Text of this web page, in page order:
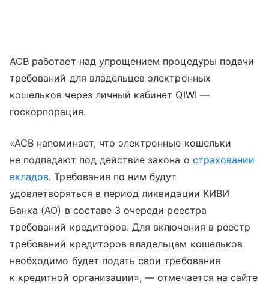
АСВ работает над упрощением процедуры подачи
требований для владельцев электронных
кошельков через личный кабинет QIWI —
госкорпорация.
«АСВ напоминает, что электронные кошельки
не подпадают под действие закона о страховании
вкладов. Требования по ним будут
удовлетворяться в период ликвидации КИВИ
Банка (АО) в составе 3 очереди реестра
требований кредиторов. Для включения в реестр
требований кредиторов владельцам кошельков
необходимо будет подать свои требования
к кредитной организации», — отмечается на сайте